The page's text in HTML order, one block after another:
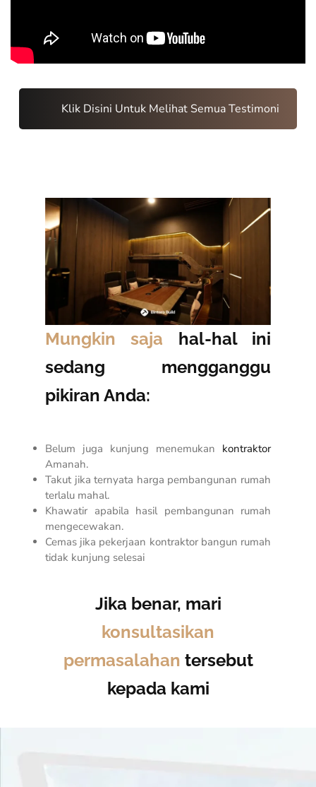
Klik Disini Untuk Melihat Semua Testimoni
Mungkin saja hal-hal ini
sedang mengganggu
pikiran Anda:
Belum juga kunjung menemukan kontraktor
Amanah.
Takut jika ternyata harga pembangunan rumah
terlalu mahal.
Khawatir apabila hasil pembangunan rumah
mengecewakan.
Cemas jika pekerjaan kontraktor bangun rumah
tidak kunjung selesai
Jika benar, mari
konsultasikan
permasalahan tersebut
kepada kami